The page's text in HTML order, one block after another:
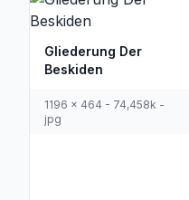
Gliederung Der
Beskiden
1196 x 464 - 74,458k -
jpg